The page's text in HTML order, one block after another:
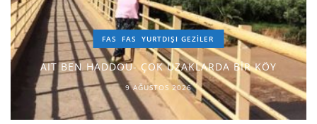
FAS FAS YURTDIŞI GEZILER
AIT BEN HADDOU- ÇOK UZAKLARDA BİR KÖY
9 AĞUSTOS 2026